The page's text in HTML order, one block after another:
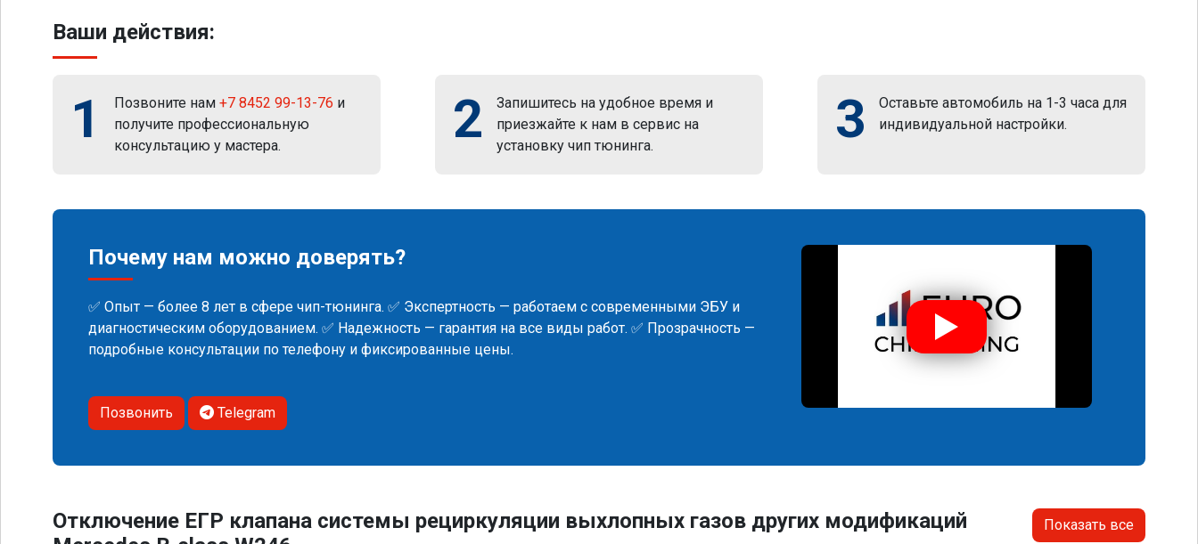
Ваши действия:
1 Позвоните нам +7 8452 99-13-76 и
получите профессиональную
консультацию у мастера.
2
Запишитесь на удобное время и
приезжайте к нам в сервис на
установку чип тюнинга.
3
Оставьте автомобиль на 1-3 часа для
индивидуальной настройки.
Почему нам можно доверять?
✅ Опыт — более 8 лет в сфере чип-тюнинга. ✅ Экспертность — работаем с современными ЭБУ и
диагностическим оборудованием. ✅ Надежность — гарантия на все виды работ. ✅ Прозрачность —
подробные консультации по телефону и фиксированные цены.
Позвонить Telegram
Отключение ЕГР клапана системы рециркуляции выхлопных газов других модификаций
Показать все